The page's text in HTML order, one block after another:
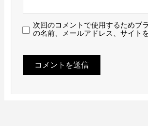
次回のコメントで使用するためブ
の名前、メールアドレス、サイト